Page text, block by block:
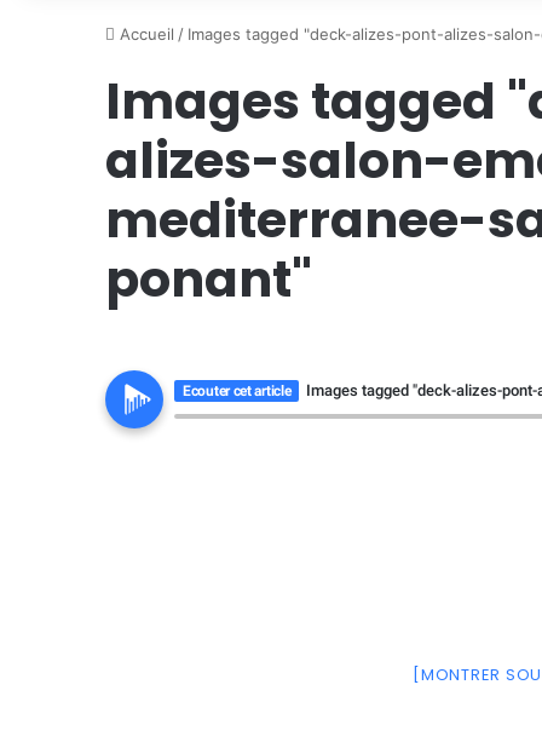
Accueil / Images tagged "deck-alizes-pont-alizes-
Images tagged
alizes-salon-
mediterranee-
ponant"
Ecouter cet article Images tagged "deck-alizes-
[MONTRER